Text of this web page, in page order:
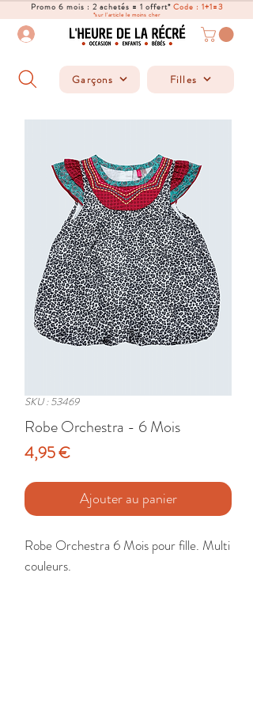
Promo 6 mois : 2 achetés = 1 offert*Code : 1+1=3
*sur l'article le moins cher
Garçons Filles
SKU : 53469
Robe Orchestra - 6 Mois
4,95 €Prix
Ajouter au panier
Robe Orchestra 6 Mois pour fille. Multi
couleurs.